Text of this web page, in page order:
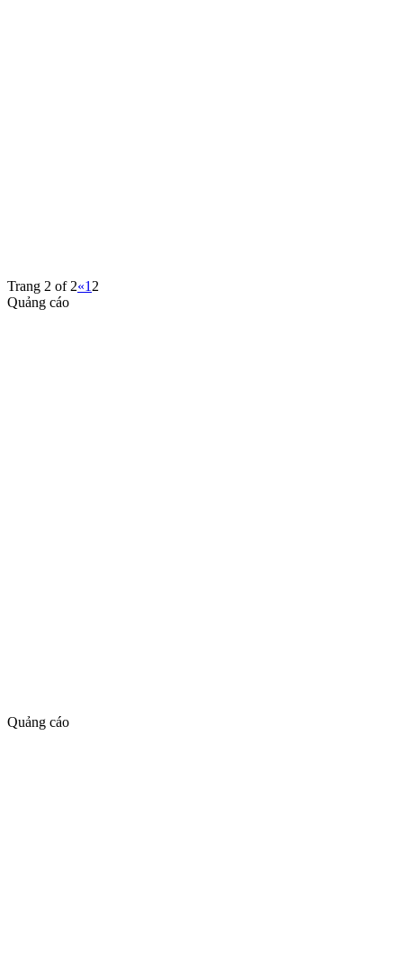
Trang 2 of 2«1 2
Quảng cáo
Quảng cáo